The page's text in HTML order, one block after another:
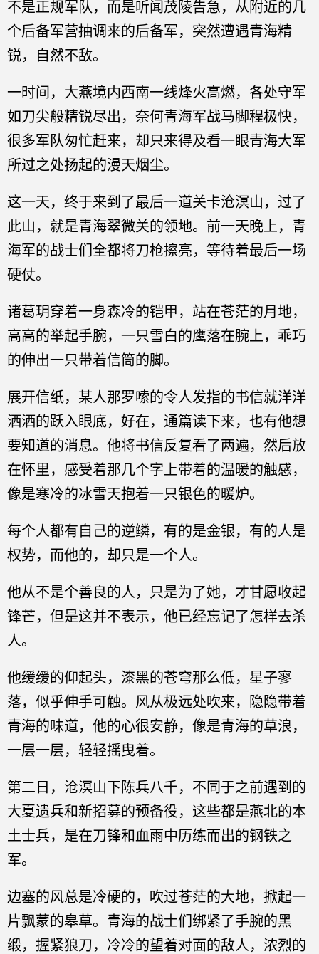
不是正规军队，而是听闻茂陵告急，从附近的几
个后备军营抽调来的后备军，突然遭遇青海精
锐，自然不敌。
一时间，大燕境内西南一线烽火高燃，各处守军
如刀尖般精锐尽出，奈何青海军战马脚程极快，
很多军队匆忙赶来，却只来得及看一眼青海大军
所过之处扬起的漫天烟尘。
这一天，终于来到了最后一道关卡沧溟山，过了
此山，就是青海翠微关的领地。前一天晚上，青
海军的战士们全都将刀枪擦亮，等待着最后一场
硬仗。
诸葛玥穿着一身森冷的铠甲，站在苍茫的月地，
高高的举起手腕，一只雪白的鹰落在腕上，乖巧
的伸出一只带着信筒的脚。
展开信纸，某人那罗嗦的令人发指的书信就洋洋
洒洒的跃入眼底，好在，通篇读下来，也有他想
要知道的消息。他将书信反复看了两遍，然后放
在怀里，感受着那几个字上带着的温暖的触感，
像是寒冷的冰雪天抱着一只银色的暖炉。
每个人都有自己的逆鳞，有的是金银，有的人是
权势，而他的，却只是一个人。
他从不是个善良的人，只是为了她，才甘愿收起
锋芒，但是这并不表示，他已经忘记了怎样去杀
人。
他缓缓的仰起头，漆黑的苍穹那么低，星子寥
落，似乎伸手可触。风从极远处吹来，隐隐带着
青海的味道，他的心很安静，像是青海的草浪，
一层一层，轻轻摇曳着。
第二日，沧溟山下陈兵八千，不同于之前遇到的
大夏遗兵和新招募的预备役，这些都是燕北的本
土士兵，是在刀锋和血雨中历练而出的钢铁之
军。
边塞的风总是冷硬的，吹过苍茫的大地，掀起一
片飘蒙的皋草。青海的战士们绑紧了手腕的黑
缎，握紧狼刀，冷冷的望着对面的敌人，浓烈的